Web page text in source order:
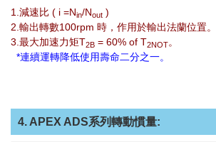
1.減速比 ( i =Nin/Nout )
2.輸出轉數100rpm 時，作用於輸出法蘭位置。
3.最大加速力矩T2B = 60% of T2NOT。
*連續運轉降低使用壽命二分之一。
4. APEX ADS系列轉動慣量: